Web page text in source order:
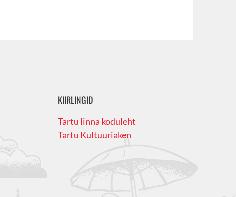
KIIRLINGID
Tartu linna koduleht
Tartu Kultuuriaken